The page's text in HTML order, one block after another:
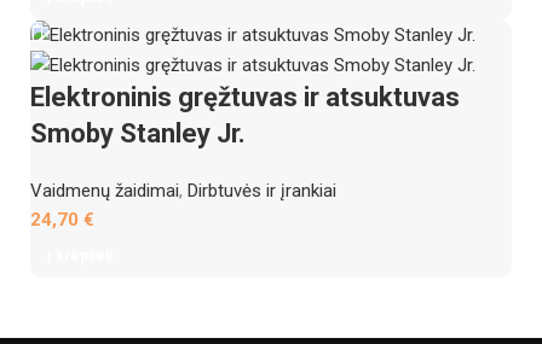
Elektroninis gręžtuvas ir atsuktuvas
Smoby Stanley Jr.
Vaidmenų žaidimai, Dirbtuvės ir įrankiai
24,70 €